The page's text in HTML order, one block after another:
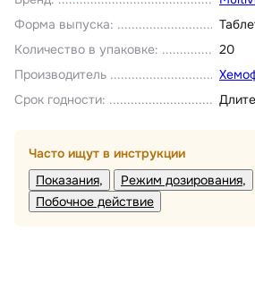
Форма выпуска:
Количество в упаковке:
20
Производитель
Срок годности:
Часто ищут в инструкции
Показания
Режим дозирования
Побочное действие